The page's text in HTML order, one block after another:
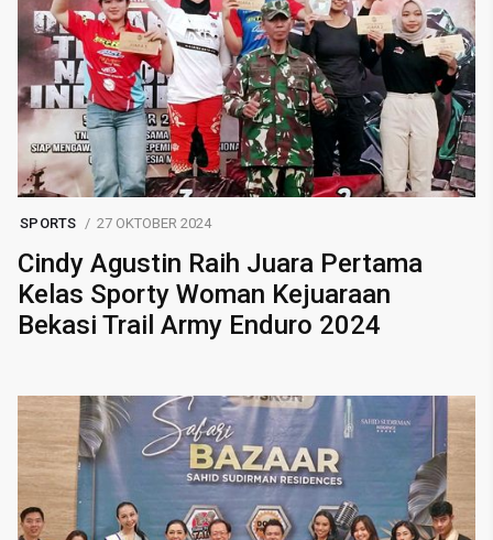
SPORTS 27 OKTOBER 2024
Cindy Agustin Raih Juara Pertama
Kelas Sporty Woman Kejuaraan
Bekasi Trail Army Enduro 2024